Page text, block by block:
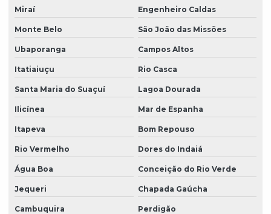
Miraí Engenheiro Caldas
Monte Belo São João das Missões
Ubaporanga Campos Altos
Itatiaiuçu Rio Casca
Santa Maria do Suaçuí Lagoa Dourada
Ilicínea Mar de Espanha
Itapeva Bom Repouso
Rio Vermelho Dores do Indaiá
Água Boa Conceição do Rio Verde
Jequeri Chapada Gaúcha
Cambuquira Perdigão